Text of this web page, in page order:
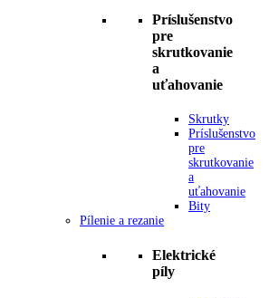
Príslušenstvo
pre
skrutkovanie
a
uťahovanie
Skrutky
Príslušenstvo
pre
skrutkovanie
a
uťahovanie
Bity
Pílenie a rezanie
Elektrické
píly